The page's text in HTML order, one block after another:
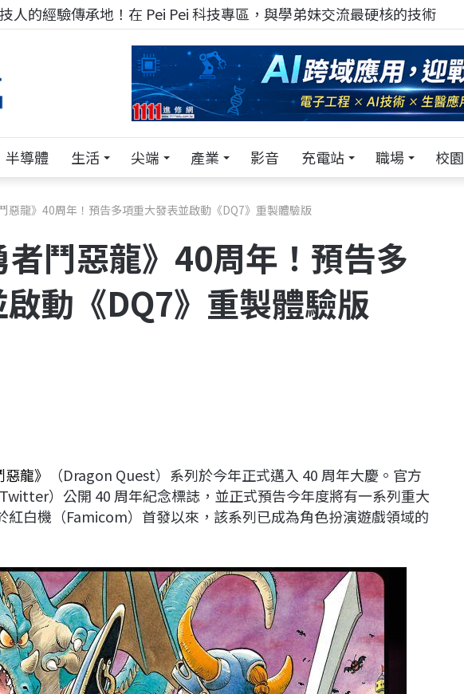
人的經驗傳承地！在 Pei Pei 科技專區，與學弟妹交流最硬核的技術
半導體 生活 尖端 產業 影音 充電站 職場 校園
惡龍》40周年！預告多項重大發表並啟動《DQ7》重製體驗版
者鬥惡龍》40周年！預告多
動《DQ7》重製體驗版
惡龍》
（Dragon Quest）系列於今年正式邁入 40 周年大慶。官方
）公開 40 周年紀念標誌，並正式預告今年度將有一系列重大
紅白機（Famicom）首發以來，該系列已成為角色扮演遊戲領域的